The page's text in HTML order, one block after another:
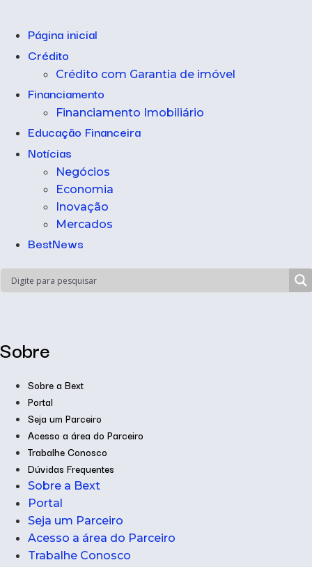
Página inicial
Crédito
Crédito com Garantia de imóvel
Financiamento
Financiamento Imobiliário
Educação Financeira
Notícias
Negócios
Economia
Inovação
Mercados
BestNews
Sobre
Sobre a Bext
Portal
Seja um Parceiro
Acesso a área do Parceiro
Trabalhe Conosco
Dúvidas Frequentes
Sobre a Bext
Portal
Seja um Parceiro
Acesso a área do Parceiro
Trabalhe Conosco